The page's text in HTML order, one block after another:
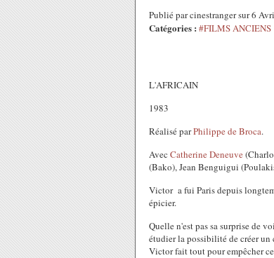
Publié par cinestranger sur 6
Catégories : #FILMS ANCIENS
L'AFRICAIN
1983
Réalisé parPhilippe de Broca.
Avec Catherine Deneuve
(Bako), Jean Benguigui
Victor a fui Paris depuis
épicier.
Quelle n'est pas sa surprise de
étudier la possibilité de créer un
Victor fait tout pour empêcher